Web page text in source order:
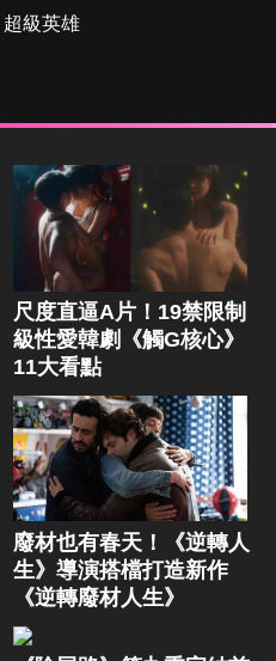
超級英雄
尺度直逼A片！19禁限制
級性愛韓劇《觸G核心》
11大看點
廢材也有春天！《逆轉人
生》導演搭檔打造新作
《逆轉廢材人生》